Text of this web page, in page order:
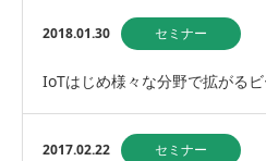
2018.01.30 セミナー
IoTはじめ様々な分野で拡がる
します
2017.02.22 セミナー